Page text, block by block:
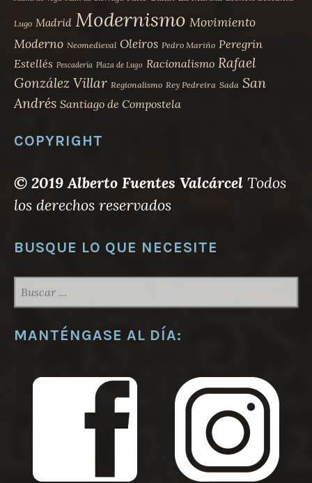
Lugo Madrid Modernismo Movimiento
Moderno Neomedieval Oleiros Pedro Mariño Peregrín
Estellés Pescadería Plaza de Lugo Racionalismo Rafael
González Villar Regionalismo Rey Pedreira Sada San
Andrés Santiago de Compostela
COPYRIGHT
© 2019 Alberto Fuentes Valcárcel Todos
los derechos reservados
BUSQUE LO QUE NECESITE
MANTÉNGASE AL DÍA: